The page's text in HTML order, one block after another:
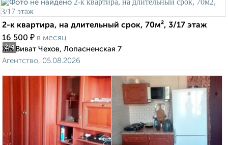
2/4
2-к квартира, на длительный срок, 70м², 3/17 этаж
16 500 ₽ в месяц
ЖК Виват Чехов, Лопасненская 7
Агентство, 05.08.2026